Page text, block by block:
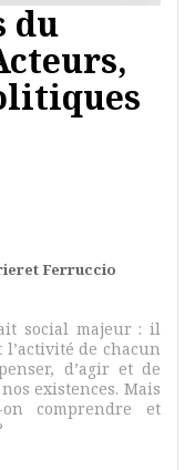
du
et Ferruccio
social majeur : il
de chacun
d’agir et de
existences. Mais
comprendre et